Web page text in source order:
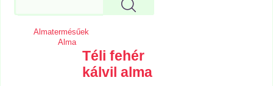
Almatermésűek
Alma
Téli fehér
kálvil alma